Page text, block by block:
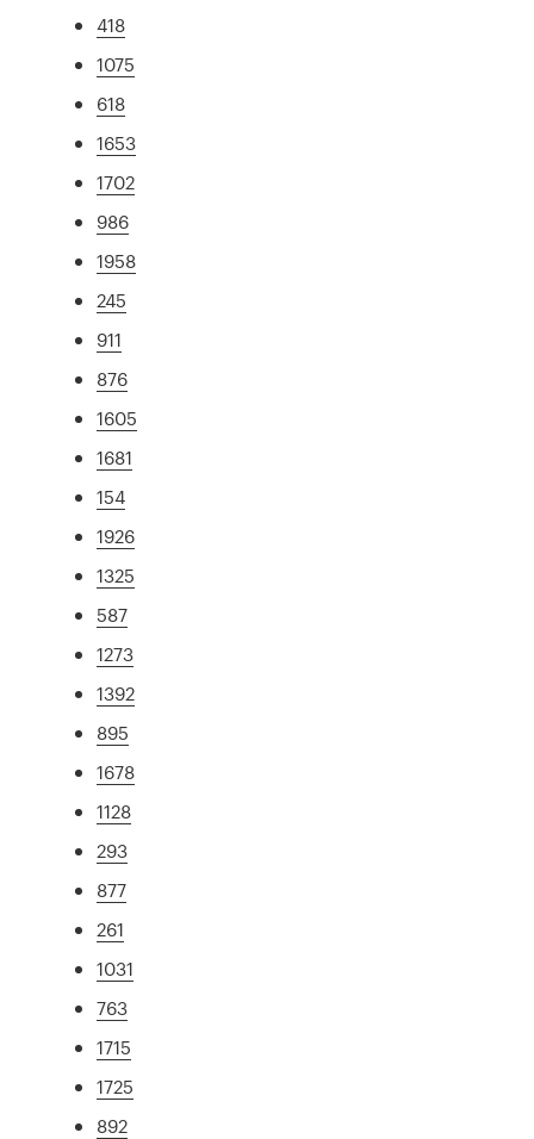
418
1075
618
1653
1702
986
1958
245
911
876
1605
1681
154
1926
1325
587
1273
1392
895
1678
1128
293
877
261
1031
763
1715
1725
892